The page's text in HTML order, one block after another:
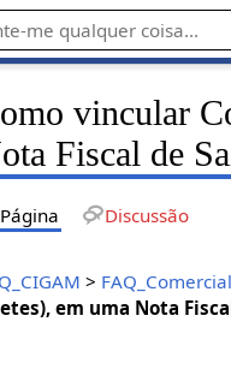
vincular
Fiscal de
Página Discussão
> FAQ_Comercial
em uma Nota